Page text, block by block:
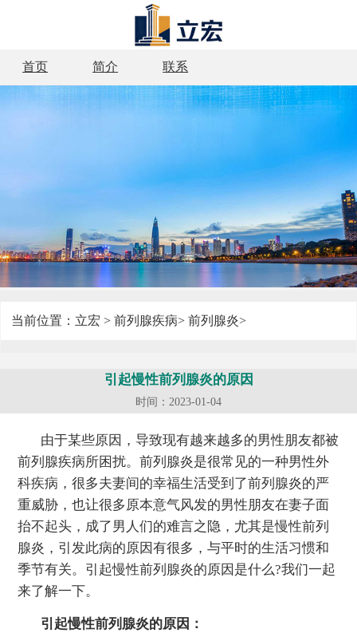
首页 简介 联系
当前位置： 立宏 > 前列腺疾病> 前列腺炎>
引起慢性前列腺炎的原因
时间：2023-01-04
由于某些原因，导致现有越来越多的男性朋友都被
前列腺疾病所困扰。前列腺炎是很常见的一种男性外
科疾病，很多夫妻间的幸福生活受到了前列腺炎的严
重威胁，也让很多原本意气风发的男性朋友在妻子面
抬不起头，成了男人们的难言之隐，尤其是慢性前列
腺炎，引发此病的原因有很多，与平时的生活习惯和
季节有关。引起慢性前列腺炎的原因是什么?我们一起
来了解一下。
引起慢性前列腺炎的原因：